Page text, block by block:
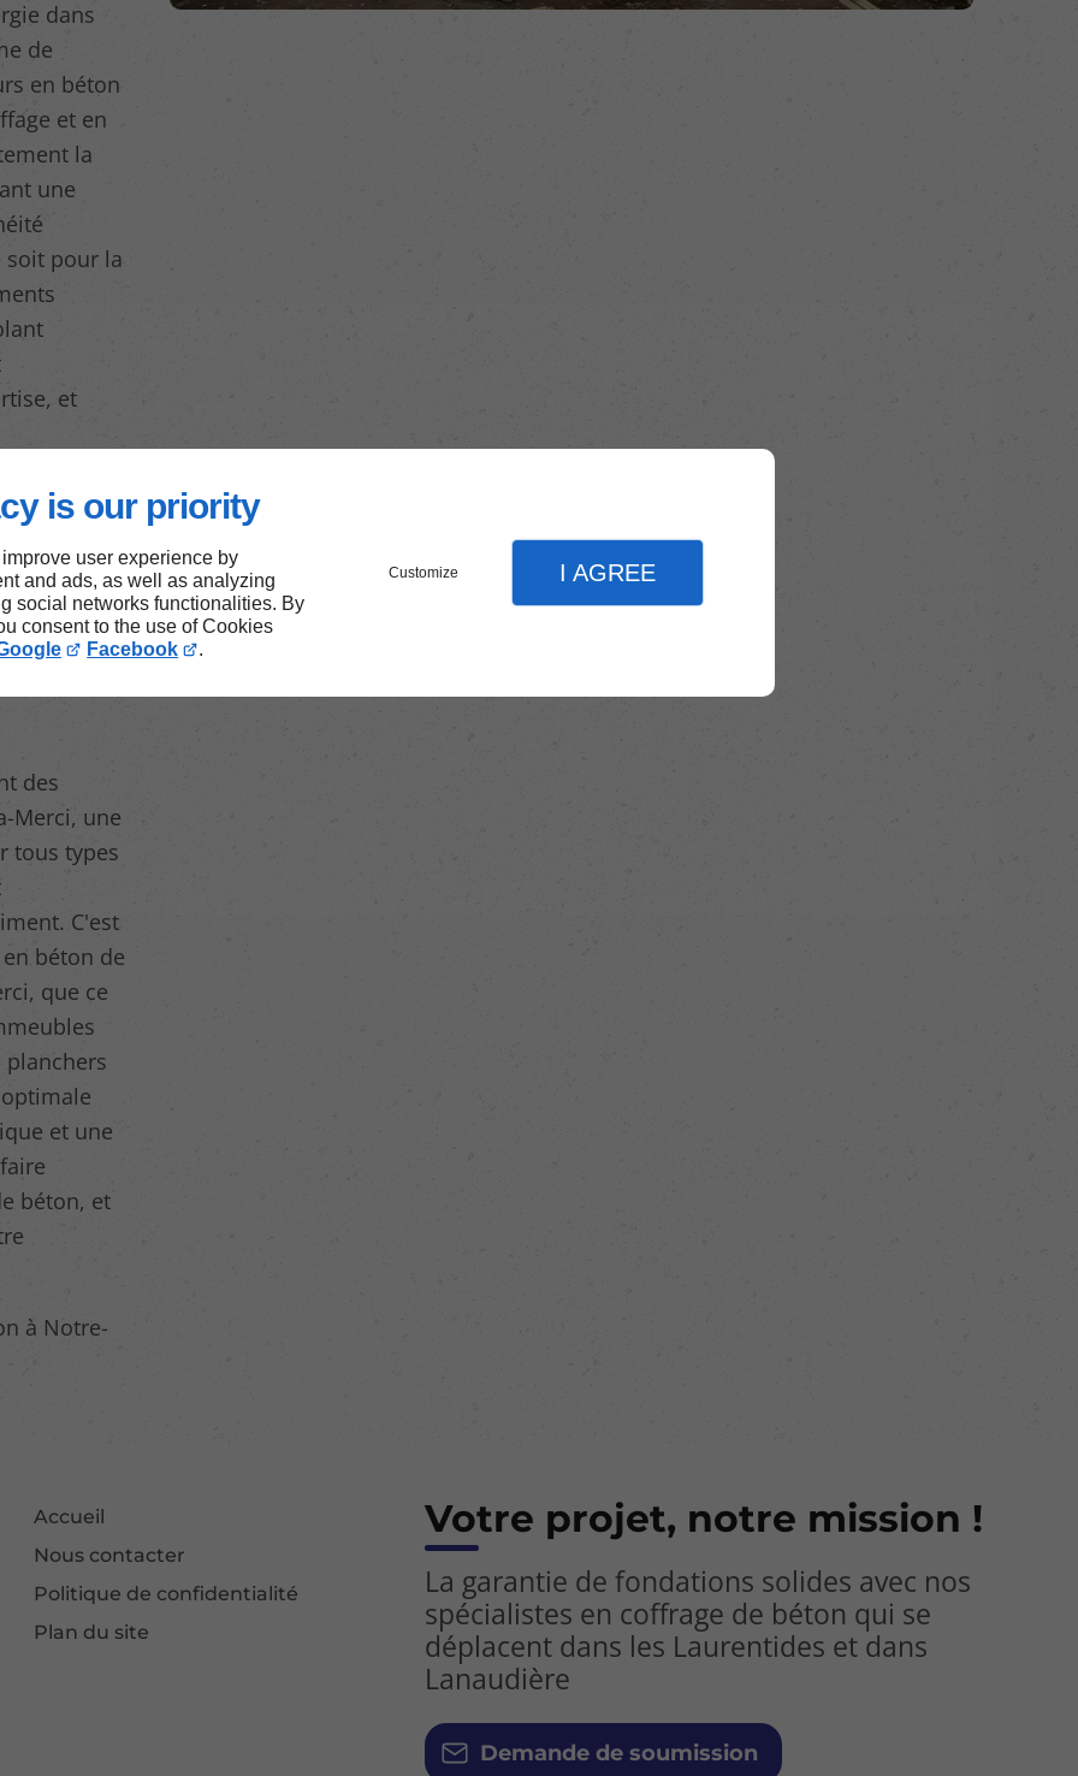
is our priority
user experience by
and ads, as well as analyzing
social networks functionalities. By
consent to the use of Cookies
Facebook .
Customize I AGREE
dans
de
en béton
et en
la
une
soit pour la
et
des
Merci, une
tous types
C'est
béton de
que ce
et une
béton, et
à Notre-
Accueil
Nous contacter
Politique de confidentialité
Plan du site
Votre projet, notre mission !
La garantie de fondations solides avec nos
spécialistes en coffrage de béton qui se
déplacent dans les Laurentides et dans
Lanaudière
Demande de soumission